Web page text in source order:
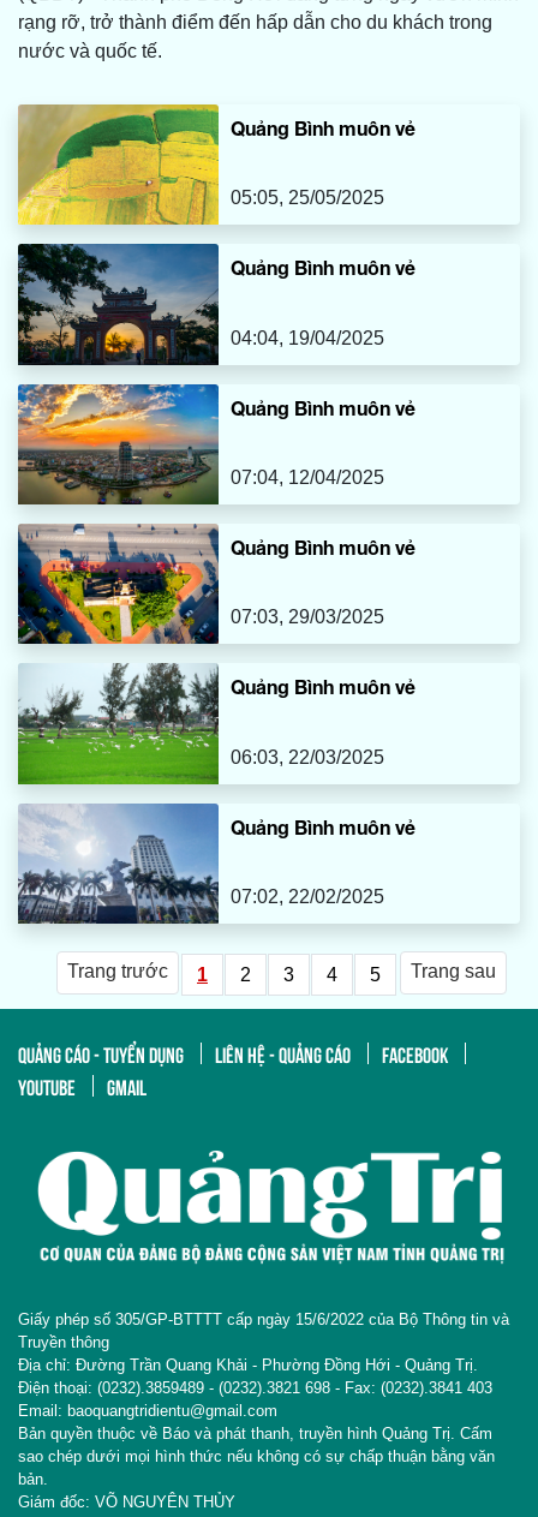
rạng rỡ, trở thành điểm đến hấp dẫn cho du khách trong
nước và quốc tế.
Quảng Bình muôn vẻ
05:05, 25/05/2025
Quảng Bình muôn vẻ
04:04, 19/04/2025
Quảng Bình muôn vẻ
07:04, 12/04/2025
Quảng Bình muôn vẻ
07:03, 29/03/2025
Quảng Bình muôn vẻ
06:03, 22/03/2025
Quảng Bình muôn vẻ
07:02, 22/02/2025
Trang trước 1 2 3 4 5 Trang sau
QUẢNG CÁO - TUYỂN DỤNG LIÊN HỆ - QUẢNG CÁO
FACEBOOK
YOUTUBE
GMAIL
Giấy phép số 305/GP-BTTTT cấp ngày 15/6/2022 của Bộ Thông tin và
Truyền thông
Địa chỉ: Đường Trần Quang Khải - Phường Đồng Hới - Quảng Trị.
Điện thoại: (0232).3859489 - (0232).3821 698 - Fax: (0232).3841 403
Email: baoquangtridientu@gmail.com
Bản quyền thuộc về Báo và phát thanh, truyền hình Quảng Trị. Cấm
sao chép dưới mọi hình thức nếu không có sự chấp thuận bằng văn
bản.
Giám đốc: VÕ NGUYÊN THỦY